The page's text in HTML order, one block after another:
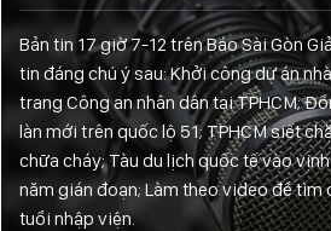
Bản tin 17 giờ 7-12 trên Báo Sài Gòn
tin đáng chú ý sau: Khởi công dự án
trang Công an nhân dân tại TPHCM;
làn mới trên quốc lộ 51; TPHCM siết
chữa cháy; Tàu du lịch quốc tế vào
năm gián đoạn; Làm theo video để tìm
tuổi nhập viện.